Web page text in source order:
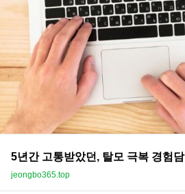
5년간 고통받았던, 탈모 극복 경험
jeongbo365.top